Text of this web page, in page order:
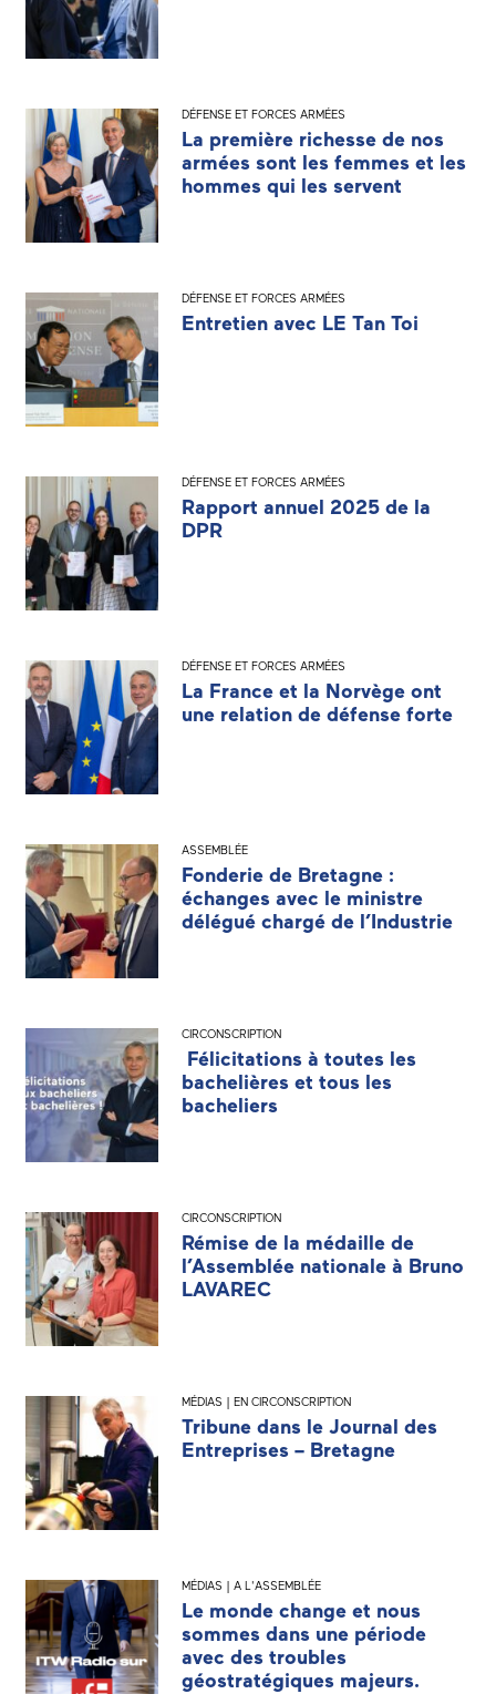
DÉFENSE ET FORCES ARMÉES
La première richesse de nos
armées sont les femmes et les
hommes qui les servent
DÉFENSE ET FORCES ARMÉES
Entretien avec LE Tan Toi
DÉFENSE ET FORCES ARMÉES
Rapport annuel 2025 de la
DPR
DÉFENSE ET FORCES ARMÉES
La France et la Norvège ont
une relation de défense forte
ASSEMBLÉE
Fonderie de Bretagne :
échanges avec le ministre
délégué chargé de l’Industrie
CIRCONSCRIPTION
Félicitations à toutes les
bachelières et tous les
bacheliers
CIRCONSCRIPTION
Rémise de la médaille de
l’Assemblée nationale à Bruno
LAVAREC
MÉDIAS | EN CIRCONSCRIPTION
Tribune dans le Journal des
Entreprises – Bretagne
MÉDIAS | A L'ASSEMBLÉE
Le monde change et nous
sommes dans une période
avec des troubles
géostratégiques majeurs.